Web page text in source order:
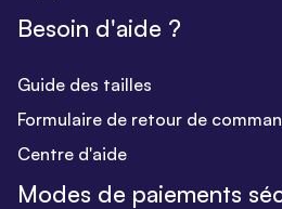
Besoin d'aide ?
Guide des tailles
Formulaire de retour de
Centre d'aide
Modes de paiements